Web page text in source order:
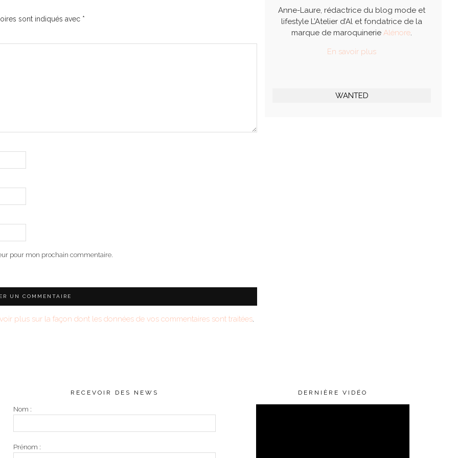
sont indiqués avec *
pour mon prochain commentaire.
plus sur la façon dont les données de vos commentaires sont traitées.
Anne-Laure, rédactrice du blog mode et
lifestyle L’Atelier d’Al et fondatrice de la
marque de maroquinerieAlénore.
En savoir plus
WANTED
RECEVOIR DES NEWS
Nom :
Prénom :
DERNIÈRE VIDÉO